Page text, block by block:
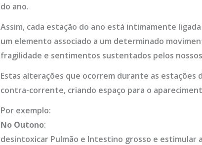
do ano.
Assim, cada estação do ano está intimamente
um elemento associado a um determinado
fragilidade e sentimentos sustentados pelos
Estas alterações que ocorrem durante as estações
contra-corrente, criando espaço para o
Por exemplo:
No Outono:
desintoxicar Pulmão e Intestino grosso e estimular